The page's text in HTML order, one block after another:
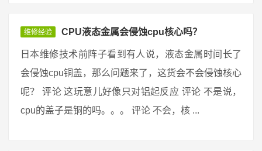
维修经验 CPU液态金属会侵蚀cpu核心吗？
日本维修技术前阵子看到有人说，液态金属时间长了
会侵蚀cpu铜盖，那么问题来了，这货会不会侵蚀核心
呢？ 评论 这玩意儿好像只对铝起反应 评论 不是说，
cpu的盖子是铜的吗。。。 评论 不会，核 ...